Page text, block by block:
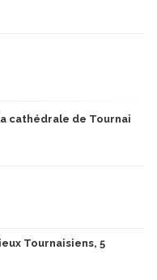
cathédrale de Tournai
Tournaisiens, 5